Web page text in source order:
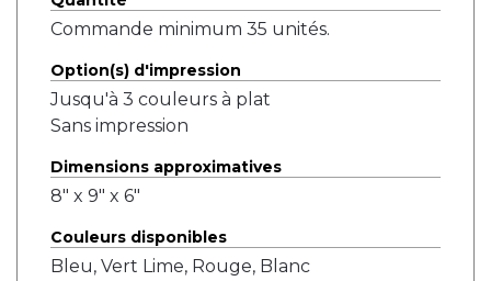
Commande minimum 35 unités.
Option(s) d'impression
Jusqu'à 3 couleurs à plat
Sans impression
Dimensions approximatives
8" x 9" x 6"
Couleurs disponibles
Bleu, Vert Lime, Rouge, Blanc